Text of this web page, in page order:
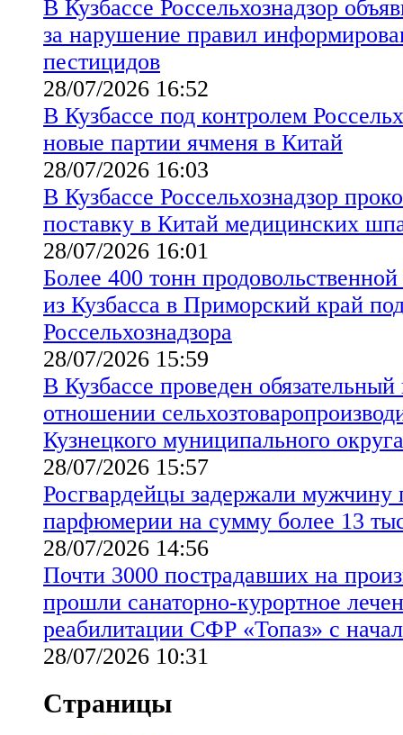
В Кузбассе Россельхознадзор
за нарушение правил
пестицидов
28/07/2026 16:52
В Кузбассе под контролем
новые партии ячменя в Китай
28/07/2026 16:03
В Кузбассе Россельхознадзор
поставку в Китай медицинских
28/07/2026 16:01
Более 400 тонн
из Кузбасса в Приморский край
Россельхознадзора
28/07/2026 15:59
В Кузбассе проведен
отношении
Кузнецкого муниципального округа
28/07/2026 15:57
Росгвардейцы задержали мужчину
парфюмерии на сумму более 13
28/07/2026 14:56
Почти 3000 пострадавших на
прошли санаторно-курортное
реабилитации СФР «Топаз» с
28/07/2026 10:31
Страницы